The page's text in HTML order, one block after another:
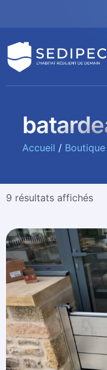
Accueil / Boutique
9 résultats affichés